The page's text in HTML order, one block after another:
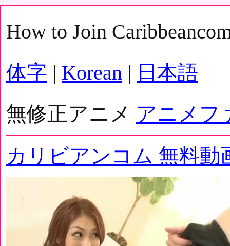
How to Join
体字 | Korean | 日本語
無修正アニメ アニメフ
カリビアンコム 無料動